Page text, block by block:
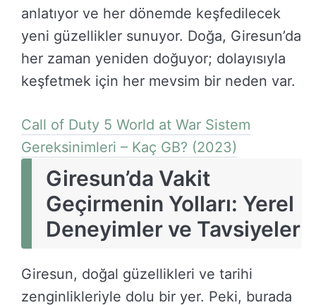
anlatıyor ve her dönemde keşfedilecek
yeni güzellikler sunuyor. Doğa, Giresun’da
her zaman yeniden doğuyor; dolayısıyla
keşfetmek için her mevsim bir neden var.
Call of Duty 5 World at War Sistem
Gereksinimleri – Kaç GB? (2023)
Giresun’da Vakit
Geçirmenin Yolları: Yerel
Deneyimler ve Tavsiyeler
Giresun, doğal güzellikleri ve tarihi
zenginlikleriyle dolu bir yer. Peki, burada